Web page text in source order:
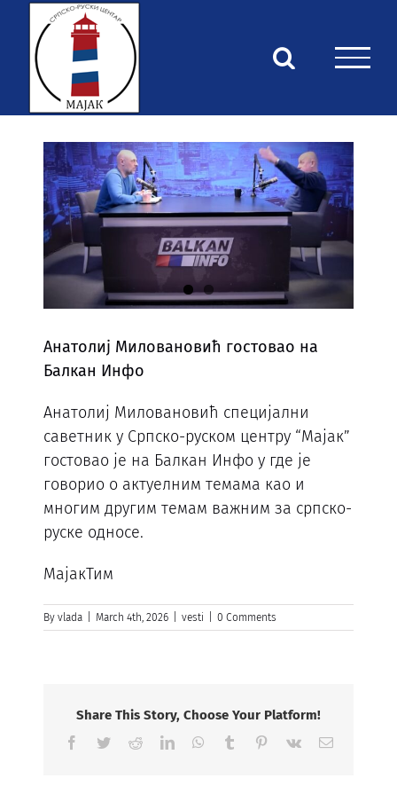
content
View
Larger
Image
Анатолиј Миловановић гостовао на
Балкан Инфо
Анатолиј Миловановић специјални
саветник у Српско-руском центру “Мајак”
гостовао је на Балкан Инфо у где је
говорио о актуелним темама као и
многим другим темам важним за српско-
руске односе.
МајакТим
Byvlada March 4th, 2026 vesti 0 Comments
Share This Story, Choose Your Platform!
Facebook
TwitterRedditLinkedInWhatsApp
Tumblr Pinterest
Vk Email